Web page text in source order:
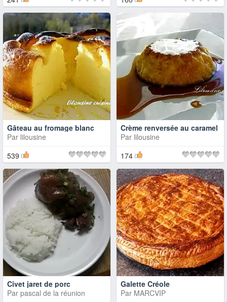
Gâteau au fromage blanc
Par lilousine
539
Crème renversée au caramel
Par lilousine
174
Civet jaret de porc
Par pascal de la réunion
Galette Créole
Par MARCVIP